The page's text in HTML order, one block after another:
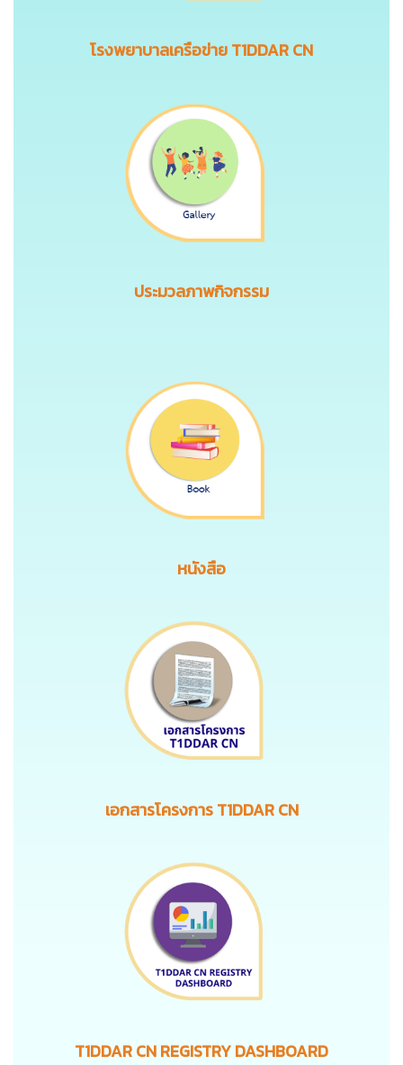
โรงพยาบาลเครือข่าย T1DDAR CN
ประมวลภาพกิจกรรม
หนังสือ
เอกสารโครงการ T1DDAR CN
T1DDAR CN REGISTRY DASHBOARD